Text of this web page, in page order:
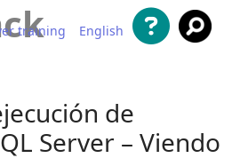
training English
de
Server – Viendo